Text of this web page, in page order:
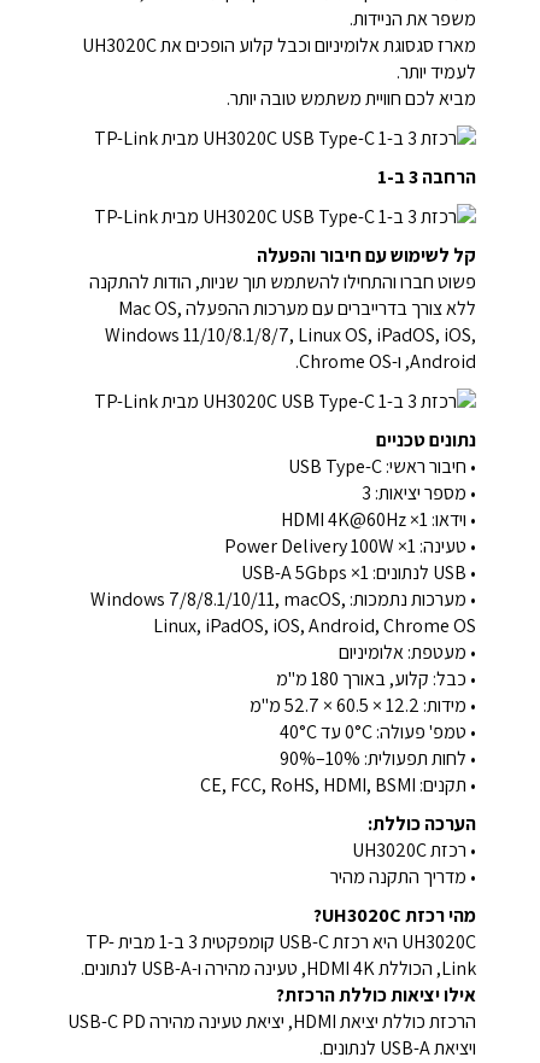
משפר את הניידות.
מארז סגסוגת אלומיניום וכבל קלוע הופכים את UH3020C
לעמיד יותר.
מביא לכם חוויית משתמש טובה יותר.
הרחבה 3 ב-1
קל לשימוש עם חיבור והפעלה
פשוט חברו והתחילו להשתמש תוך שניות, הודות להתקנה
ללא צורך בדרייברים עם מערכות ההפעלה Mac OS,
Windows 11/10/8.1/8/7, Linux OS, iPadOS, iOS,
Android, ו-Chrome OS.
נתונים טכניים
• חיבור ראשי: USB Type-C
• מספר יציאות: 3
• וידאו: 1× HDMI 4K@60Hz
• טעינה: 1× Power Delivery 100W
• USB לנתונים: 1× USB-A 5Gbps
• מערכות נתמכות: Windows 7/8/8.1/10/11, macOS,
Linux, iPadOS, iOS, Android, Chrome OS
• מעטפת: אלומיניום
• כבל: קלוע, באורך 180 מ"מ
• מידות: ‎52.7 × 60.5 × 12.2 מ"מ
• טמפ' פעולה: ‎0°C עד 40°C
• לחות תפעולית: 10%–90%
• תקנים: CE, FCC, RoHS, HDMI, BSMI
הערכה כוללת:
• רכזת UH3020C
• מדריך התקנה מהיר
מהי רכזת UH3020C?
UH3020C היא רכזת USB-C קומפקטית 3 ב-1 מבית TP-
Link, הכוללת HDMI 4K, טעינה מהירה ו-USB-A לנתונים.
אילו יציאות כוללת הרכזת?
הרכזת כוללת יציאת HDMI, יציאת טעינה מהירה USB-C PD
ויציאת USB-A לנתונים.